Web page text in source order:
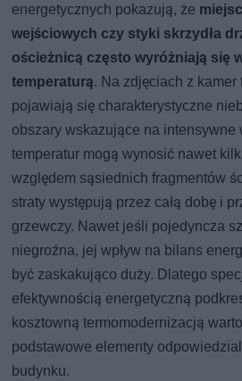
energetycznych pokazują, że
wejściowych czy styki skrzydła
ościeżnicą często wyróżniają się
temperaturą. Na zdjęciach z
pojawiają się charakterystyczne
obszary wskazujące na intensywne
temperatur mogą wynosić nawet
względem sąsiednich fragmentów
straty występują przez całą dobę i
grzewczy. Nawet jeśli pojedyncza
niegroźna, jej wpływ na bilans
być zaskakująco duży. Dlatego
efektywnością energetyczną
kosztowną termomodernizacją
podstawowe elementy
budynku.